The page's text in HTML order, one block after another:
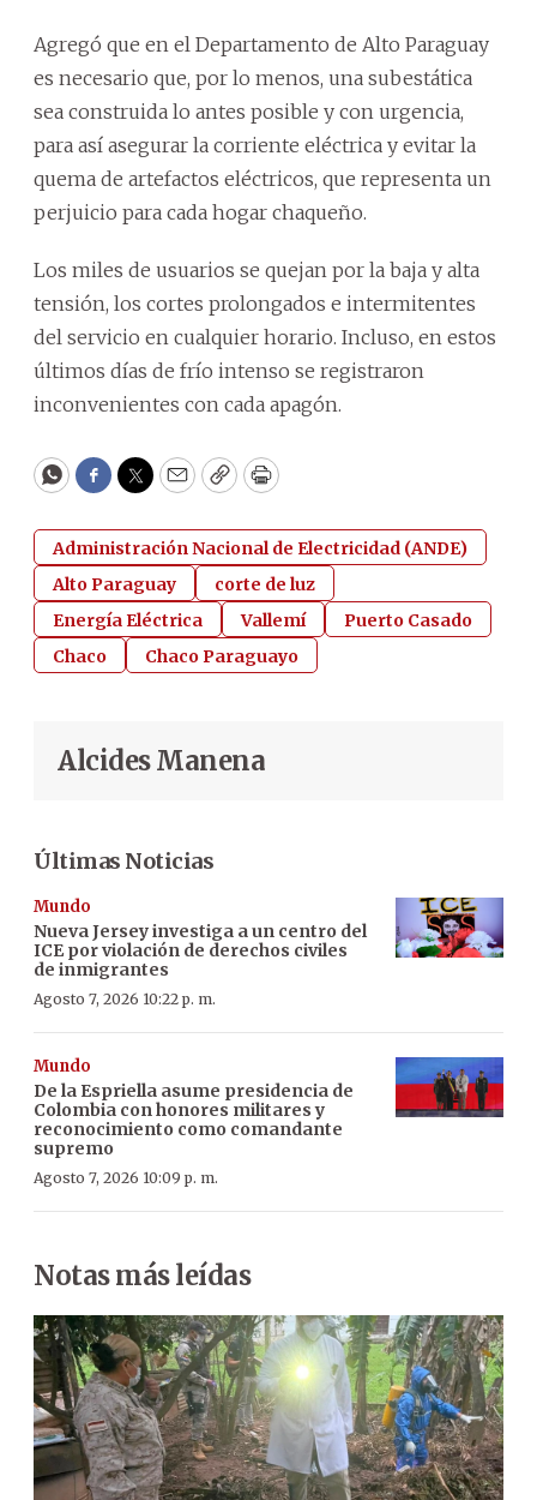
Agregó que en el Departamento de Alto Paraguay
es necesario que, por lo menos, una subestática
sea construida lo antes posible y con urgencia,
para así asegurar la corriente eléctrica y evitar la
quema de artefactos eléctricos, que representa un
perjuicio para cada hogar chaqueño.
Los miles de usuarios se quejan por la baja y alta
tensión, los cortes prolongados e intermitentes
del servicio en cualquier horario. Incluso, en estos
últimos días de frío intenso se registraron
inconvenientes con cada apagón.
WhatsApp
Facebook
Twitter
EmailCopyPrint
Administración Nacional de Electricidad (ANDE)
Alto Paraguay
corte de luz
Energía Eléctrica
Vallemí
Puerto Casado
Chaco
Chaco Paraguayo
Alcides Manena
Últimas Noticias
Mundo
Nueva Jersey investiga a un centro del
ICE por violación de derechos civiles
de inmigrantes
Agosto 7, 2026 10:22 p. m.
Mundo
De la Espriella asume presidencia de
Colombia con honores militares y
reconocimiento como comandante
supremo
Agosto 7, 2026 10:09 p. m.
Notas más leídas